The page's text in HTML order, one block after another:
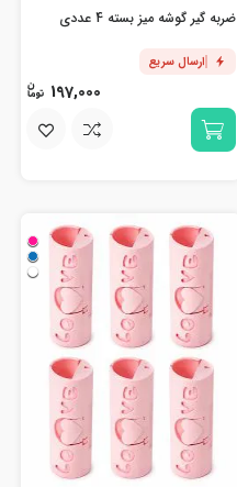
ضربه گیر گوشه میز بسته 4 عددی
ارسال سریع
197,000